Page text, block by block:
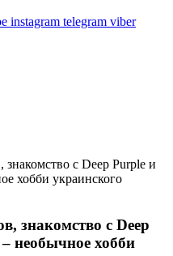
instagram telegram viber
знакомство с Deep Purple и
хобби украинского
знакомство с Deep
необычное хобби